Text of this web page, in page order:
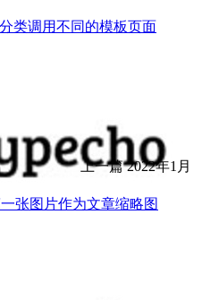
类调用不同的模板页面
上一篇 2022年1月
张图片作为文章缩略图